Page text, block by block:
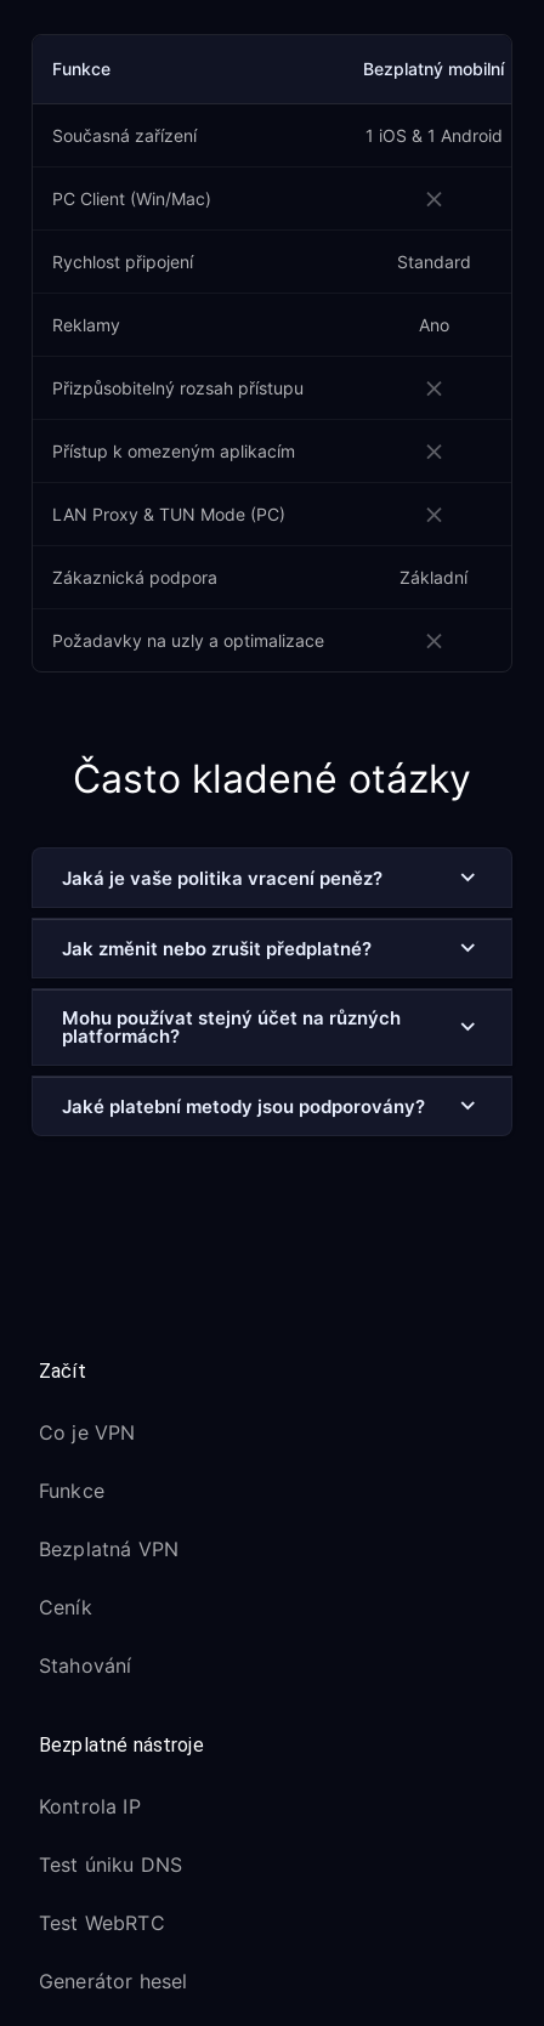
Funkce Bezplatný mobilní
Současná zařízení 1 iOS & 1 Android
PC Client (Win/Mac)
Rychlost připojení Standard
Reklamy Ano
Přizpůsobitelný rozsah přístupu
Přístup k omezeným aplikacím
LAN Proxy & TUN Mode (PC)
Zákaznická podpora Základní
Požadavky na uzly a optimalizace
Často kladené otázky
Jaká je vaše politika vracení peněz?
Jak změnit nebo zrušit předplatné?
Mohu používat stejný účet na různých
platformách?
Jaké platební metody jsou podporovány?
Začít
Co je VPN
Funkce
Bezplatná VPN
Ceník
Stahování
Bezplatné nástroje
Kontrola IP
Test úniku DNS
Test WebRTC
Generátor hesel